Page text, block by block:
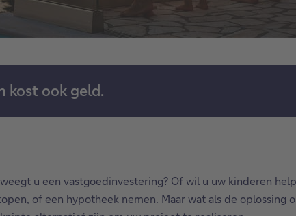
kost ook geld.
u een vastgoedinvestering? Of wil u uw kinderen
of een hypotheek nemen. Maar wat als de oplossing